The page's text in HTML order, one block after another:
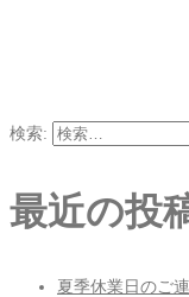
検索:
最近の投
夏季休業日のご